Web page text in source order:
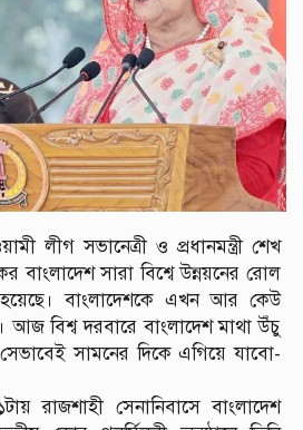
লীগ সভানেত্রী ও প্রধানমন্ত্রী শেখ
বাংলাদেশ সারা বিশ্বে উন্নয়নের রোল
বাংলাদেশকে এখন আর কেউ
বিশ্ব দরবারে বাংলাদেশ মাথা উঁচু
সামনের দিকে এগিয়ে যাবো-
রাজশাহী সেনানিবাসে বাংলাদেশ